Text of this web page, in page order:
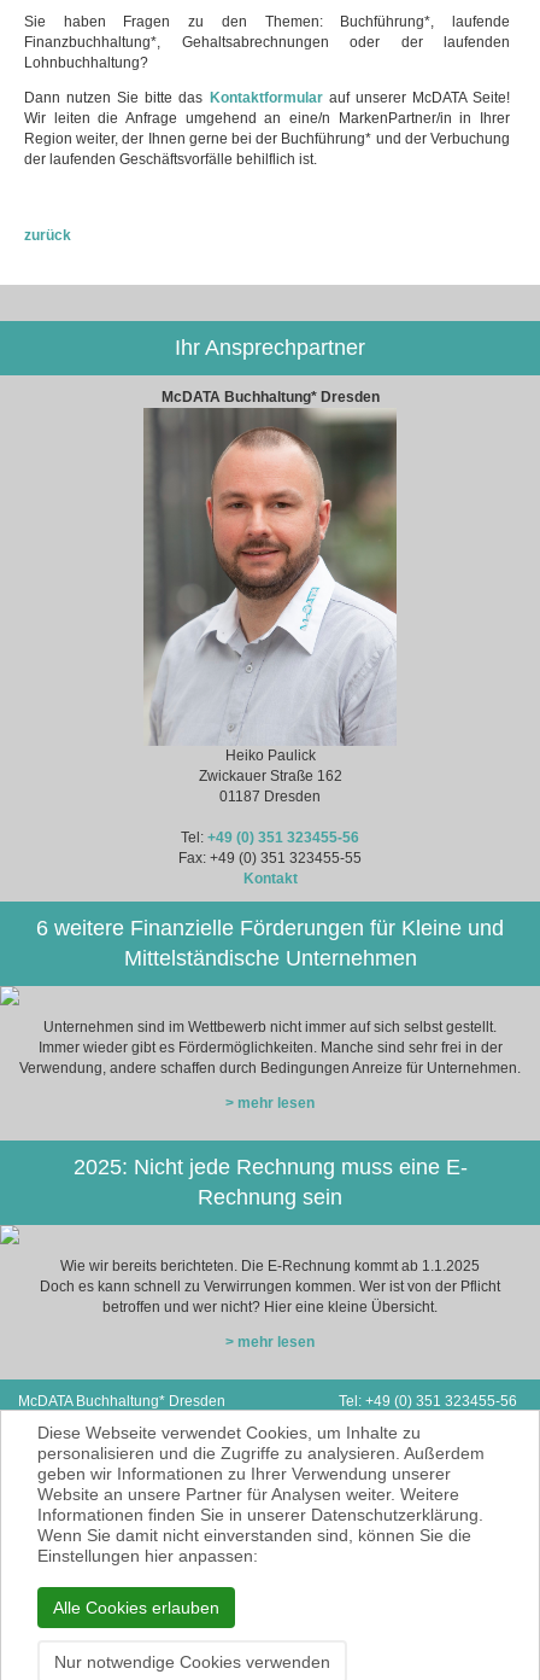
Sie haben Fragen zu den Themen: Buchführung*, laufende
Finanzbuchhaltung*, Gehaltsabrechnungen oder der laufenden
Lohnbuchhaltung?
Dann nutzen Sie bitte das Kontaktformularauf unserer McDATA Seite!
Wir leiten die Anfrage umgehend an eine/n MarkenPartner/in in Ihrer
Region weiter, der Ihnen gerne bei der Buchführung* und der Verbuchung
der laufenden Geschäftsvorfälle behilflich ist.
zurück
Ihr Ansprechpartner
McDATA Buchhaltung* Dresden
Heiko Paulick
Zwickauer Straße 162
01187 Dresden
Tel: +49 (0) 351 323455-56
Fax: +49 (0) 351 323455-55
Kontakt
6 weitere Finanzielle Förderungen für Kleine und
Mittelständische Unternehmen
Unternehmen sind im Wettbewerb nicht immer auf sich selbst gestellt.
Immer wieder gibt es Fördermöglichkeiten. Manche sind sehr frei in der
Verwendung, andere schaffen durch Bedingungen Anreize für Unternehmen.
> mehr lesen
2025: Nicht jede Rechnung muss eine E-
Rechnung sein
Wie wir bereits berichteten. Die E-Rechnung kommt ab 1.1.2025
Doch es kann schnell zu Verwirrungen kommen. Wer ist von der Pflicht
betroffen und wer nicht? Hier eine kleine Übersicht.
> mehr lesen
McDATA Buchhaltung* Dresden
01187 Dresden
Tel: +49 (0) 351 323455-56
E-Mail:hp@mcdata.de
McDATA ist eine sehr gute Alternative zu
Ihrem Steuerberater zur Erbringung der
laufenden Finanz- und Lohnbuchhaltung*.
* = Erbracht werden nur Dienstleistungen
gemäß § 6 Nr. 3+4 Steuerberatungsgesetz
KEINE Rechts- und/oder Steuerberatung!
Impressum Datenschutzerklärung
Diese Webseite verwendet Cookies, um Inhalte zu
personalisieren und die Zugriffe zu analysieren. Außerdem
geben wir Informationen zu Ihrer Verwendung unserer
Website an unsere Partner für Analysen weiter. Weitere
Informationen finden Sie in unserer Datenschutzerklärung.
Wenn Sie damit nicht einverstanden sind, können Sie die
Einstellungen hier anpassen:
Alle Cookies erlauben
Nur notwendige Cookies verwenden